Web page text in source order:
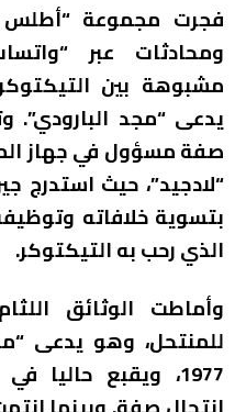
فجرت مجموعة “أطلس
ومحادثات عبر
مشبوهة بين
يدعى “مجد البارودي”.
صفة مسؤول في جهاز
“لادجيد”، حيث استدرج
بتسوية خلافاته
الذي رحب به التيكتوكر.
وأماطت الوثائق
للمنتحل، وهو يدعى
1977، ويقبع